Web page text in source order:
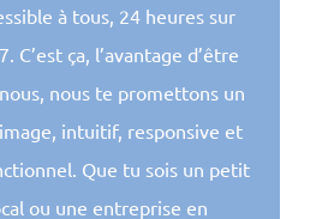
à tous, 24 heures sur
C’est ça, l’avantage d’être
nous te promettons un
intuitif, responsive et
Que tu sois un petit
ou une entreprise en